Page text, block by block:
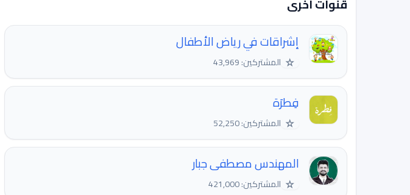
قنوات اخرى
إشراقات في رياض الأطفال
☆ المشتركين: 43,969
فِطرَة
☆ المشتركين: 52,250
المهندس مصطفى جبار
☆ المشتركين: 421,000